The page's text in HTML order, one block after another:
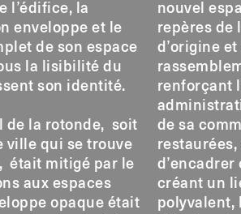
l’édifice, la
enveloppe et le
de son espace
la lisibilité du
son identité.
de la rotonde, soit
ville qui se trouve
était mitigé par le
aux espaces
opaque était
nouvel
repères de
d’origine
renforçant
de sa
restaurées,
d’encadrer
créant un
polyvalent,